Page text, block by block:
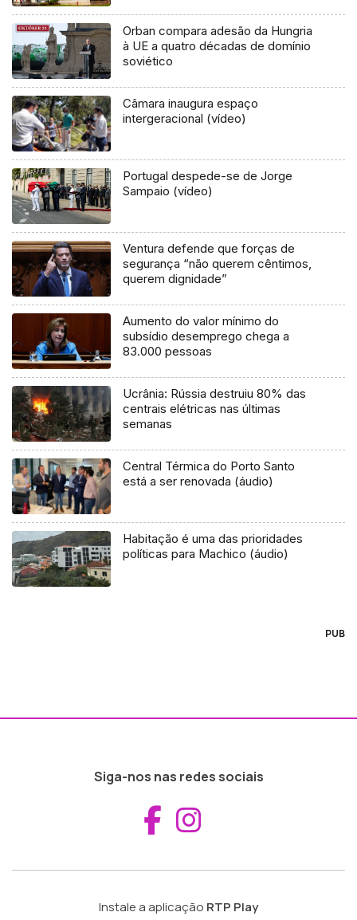
Orban compara adesão da Hungria
à UE a quatro décadas de domínio
soviético
Câmara inaugura espaço
intergeracional (vídeo)
Portugal despede-se de Jorge
Sampaio (vídeo)
Ventura defende que forças de
segurança “não querem cêntimos,
querem dignidade”
Aumento do valor mínimo do
subsídio desemprego chega a
83.000 pessoas
Ucrânia: Rússia destruiu 80% das
centrais elétricas nas últimas
semanas
Central Térmica do Porto Santo
está a ser renovada (áudio)
Habitação é uma das prioridades
políticas para Machico (áudio)
PUB
Siga-nos nas redes sociais
Aceder ao
Instale a aplicação RTP Play